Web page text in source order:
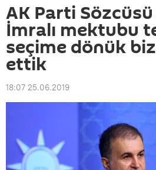
AK Parti
İmralı mektubu
seçime dönük
ettik
18:07 25.06.2019